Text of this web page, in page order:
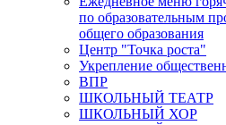
по образовательным
общего образования
Центр "Точка роста"
Укрепление
ВПР
ШКОЛЬНЫЙ ТЕАТР
ШКОЛЬНЫЙ ХОР